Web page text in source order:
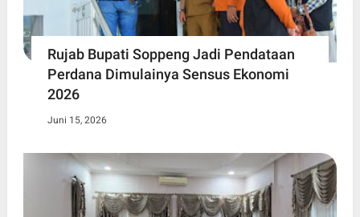
Rujab Bupati Soppeng Jadi Pendataan
Perdana Dimulainya Sensus Ekonomi
2026
Juni 15, 2026